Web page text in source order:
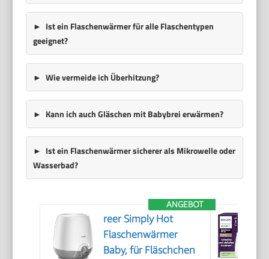
Ist ein Flaschenwärmer für alle Flaschentypen
geeignet?
Wie vermeide ich Überhitzung?
Kann ich auch Gläschen mit Babybrei erwärmen?
Ist ein Flaschenwärmer sicherer als Mikrowelle oder
Wasserbad?
ANGEBOT
reer Simply Hot
Flaschenwärmer
Baby, für Fläschchen